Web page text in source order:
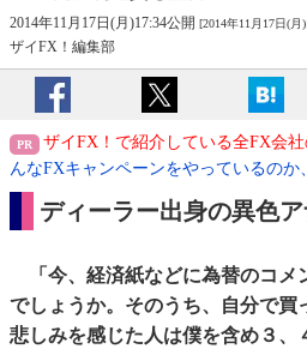
2014年11月17日(月)17:34公開 [2014年11月17日(月
ザイFX！編集部
ザイFX！で紹介している全FX会
んなFXキャンペーンをやっているのか
ディーラー出身の異色ア
「今、経済紙などに為替のコメ
でしょうか。そのうち、自分で買
悲しみを感じた人は僕を含め３、